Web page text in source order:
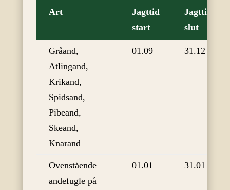
Art
Jagttid
start
Jagttid
slut
Gråand,
Atlingand,
Krikand,
Spidsand,
Pibeand,
Skeand,
Knarand
01.09 31.12
Ovenstående
andefugle på
01.01 31.01